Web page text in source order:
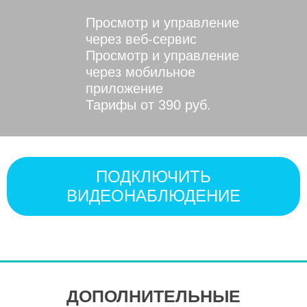
Просмотр и управление
через веб-сервис
Просмотр и управление
через мобильное
приложение
Тарифы от 390 руб.
ПОДКЛЮЧИТЬ
ВИДЕОНАБЛЮДЕНИЕ
ДОПОЛНИТЕЛЬНЫЕ